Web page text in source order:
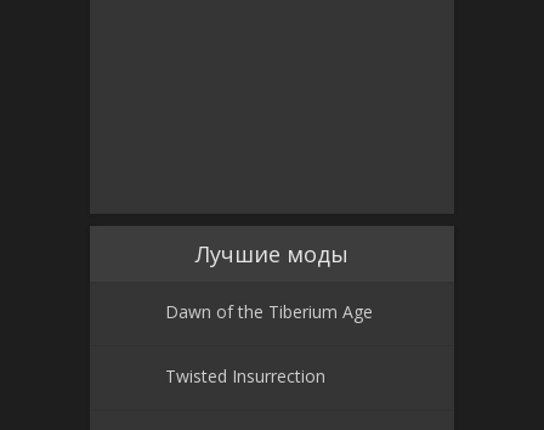
Лучшие моды
Dawn of the Tiberium Age
Twisted Insurrection